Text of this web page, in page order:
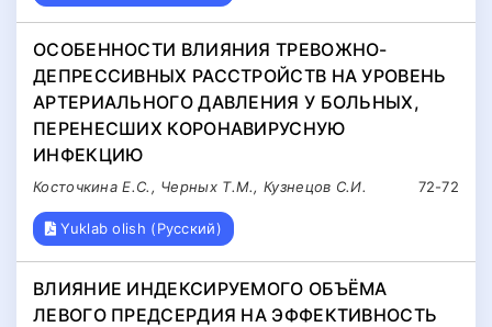
ОСОБЕННОСТИ ВЛИЯНИЯ ТРЕВОЖНО-
ДЕПРЕССИВНЫХ РАССТРОЙСТВ НА УРОВЕНЬ
АРТЕРИАЛЬНОГО ДАВЛЕНИЯ У БОЛЬНЫХ,
ПЕРЕНЕСШИХ КОРОНАВИРУСНУЮ
ИНФЕКЦИЮ
72-72
Косточкина Е.С., Черных Т.М., Кузнецов С.И.
Yuklab olish (Русский)
ВЛИЯНИЕ ИНДЕКСИРУЕМОГО ОБЪЁМА
ЛЕВОГО ПРЕДСЕРДИЯ НА ЭФФЕКТИВНОСТЬ